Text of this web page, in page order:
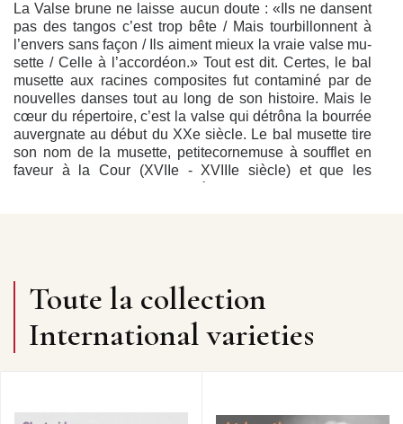
La Valse brune ne laisse aucun doute : «Ils ne dansent
pas des tangos c’est trop bête / Mais tourbillonnent à
l’envers sans façon / Ils aiment mieux la vraie valse mu­
sette / Celle à l’accordéon.» Tout est dit. Certes, le bal
musette aux racines composites fut contaminé par de
nouvelles danses tout au long de son histoire. Mais le
cœur du répertoire, c’est la valse qui détrôna la bourrée
auvergnate au début du XXe siècle. Le bal musette tire
son nom de la musette, petitecornemuse à soufflet en
faveur à la Cour (XVIIe - XVIIIe siècle) et que les
présents dans les cabarets et bals des portes de Paris
(les «barrières» de «l’enceinte des fermiers généraux»
deux lignes de métro Étoile-Nation et Nation-Dauphine).
Le «guinguet», vin local vendu dans ces «guinguettes»,
Toute la collection
International varieties